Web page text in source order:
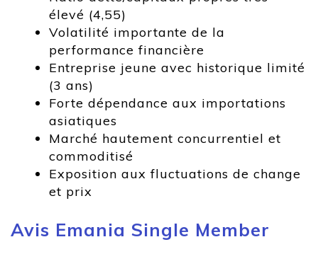
élevé (4,55)
Volatilité importante de la
performance financière
Entreprise jeune avec historique limité
(3 ans)
Forte dépendance aux importations
asiatiques
Marché hautement concurrentiel et
commoditisé
Exposition aux fluctuations de change
et prix
Avis Emania Single Member